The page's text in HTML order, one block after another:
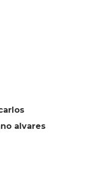
alvares